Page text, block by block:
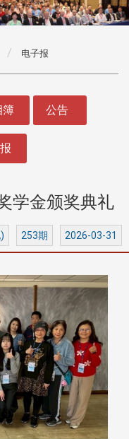
电子报
簿 公告
学金颁奖典礼
253期 2026-03-31